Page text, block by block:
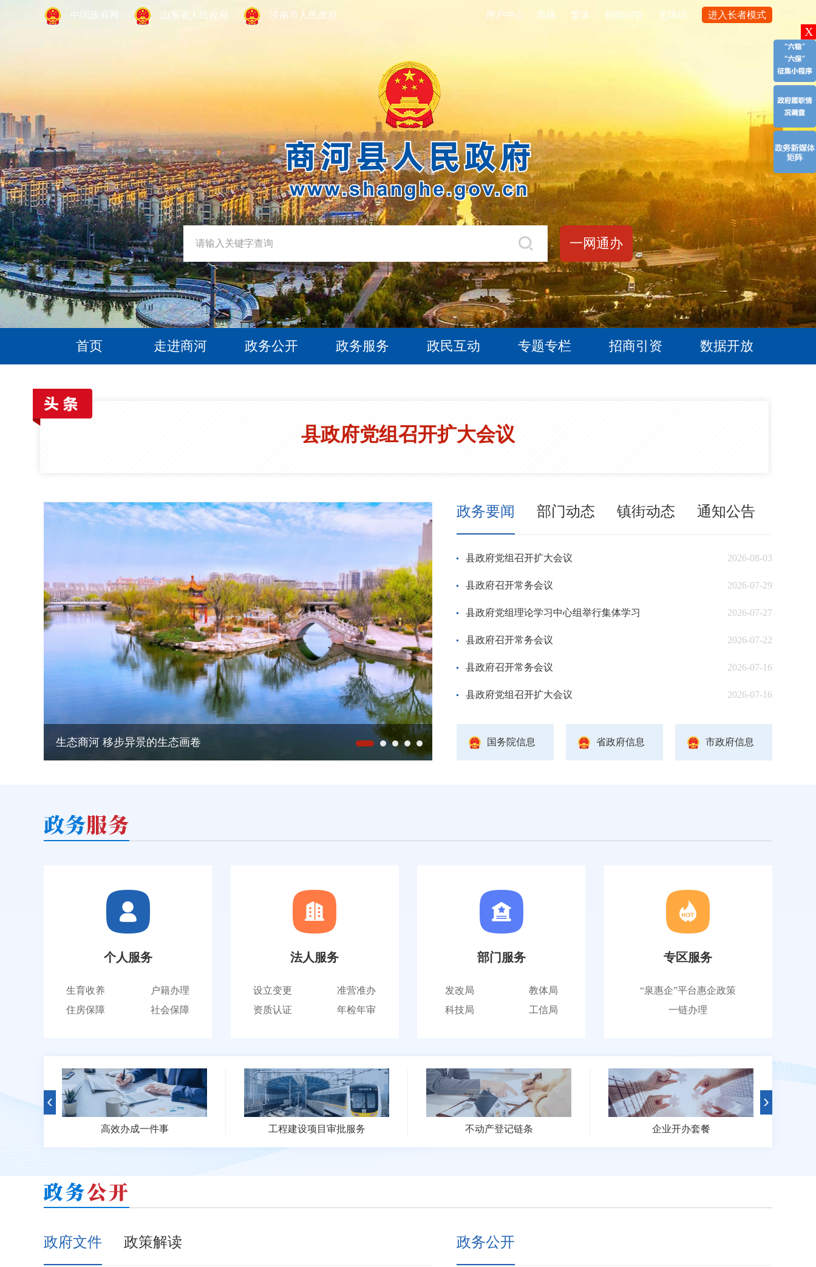
中国政府网 山东省人民政府 济南市人民政府 用户中心 简体 繁体 智能问答 无障碍 进入长者模式
一网通办
首页 走进商河 政务公开 政务服务 政民互动 专题专栏 招商引资 数据开放
县政府党组召开扩大会议
郭凯督导劳动密集型企业安全生产工作
政务要闻 部门动态 镇街动态 通知公告
县政府党组召开扩大会议 2026-08-03
县政府召开常务会议 2026-07-29
县政府党组理论学习中心组举行集体学习 2026-07-27
县政府召开常务会议 2026-07-22
县政府召开常务会议 2026-07-16
县政府党组召开扩大会议 2026-07-16
国务院信息 省政府信息 市政府信息
个人服务
生育收养
户籍办理
住房保障
社会保障
法人服务
设立变更
准营准办
资质认证
年检年审
部门服务
发改局
教体局
科技局
工信局
专区服务
“泉惠企”平台惠企政策
一链办理
工程建设项目审批服务 不动产登记链条 企业开办套餐 高效办成一件事
政府文件 政策解读 政务公开
X